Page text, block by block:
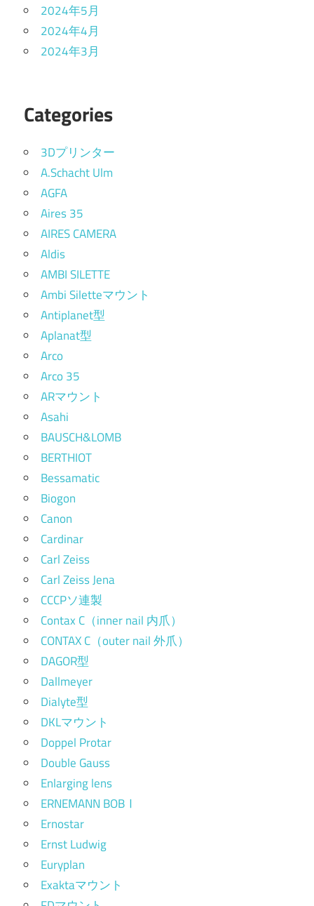
2024年5月
2024年4月
2024年3月
Categories
3Dプリンター
A.Schacht Ulm
AGFA
Aires 35
AIRES CAMERA
Aldis
AMBI SILETTE
Ambi Siletteマウント
Antiplanet型
Aplanat型
Arco
Arco 35
ARマウント
Asahi
BAUSCH&LOMB
BERTHIOT
Bessamatic
Biogon
Canon
Cardinar
Carl Zeiss
Carl Zeiss Jena
CCCPソ連製
Contax C（inner nail 内爪）
CONTAX C（outer nail 外爪）
DAGOR型
Dallmeyer
Dialyte型
DKLマウント
Doppel Protar
Double Gauss
Enlarging lens
ERNEMANN BOBⅠ
Ernostar
Ernst Ludwig
Euryplan
Exaktaマウント